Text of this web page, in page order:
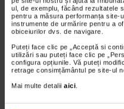
ul, de exemplu, făcând rezultatele
pentru a măsura performanța site-
instrumente de urmărire pentru a
obiceiurilor dvs. de navigare.
Puteți face clic pe „Acceptă si
utilizări sau puteți face clic pe
configura opțiunile. Vă puteți
retrage consimțământul pe site-ul
Mai multe detalii aici.
Simptomele
urmare a cresterii
anatomice adiacente
simptome neurologice
modificarilor
simptome hormonale.